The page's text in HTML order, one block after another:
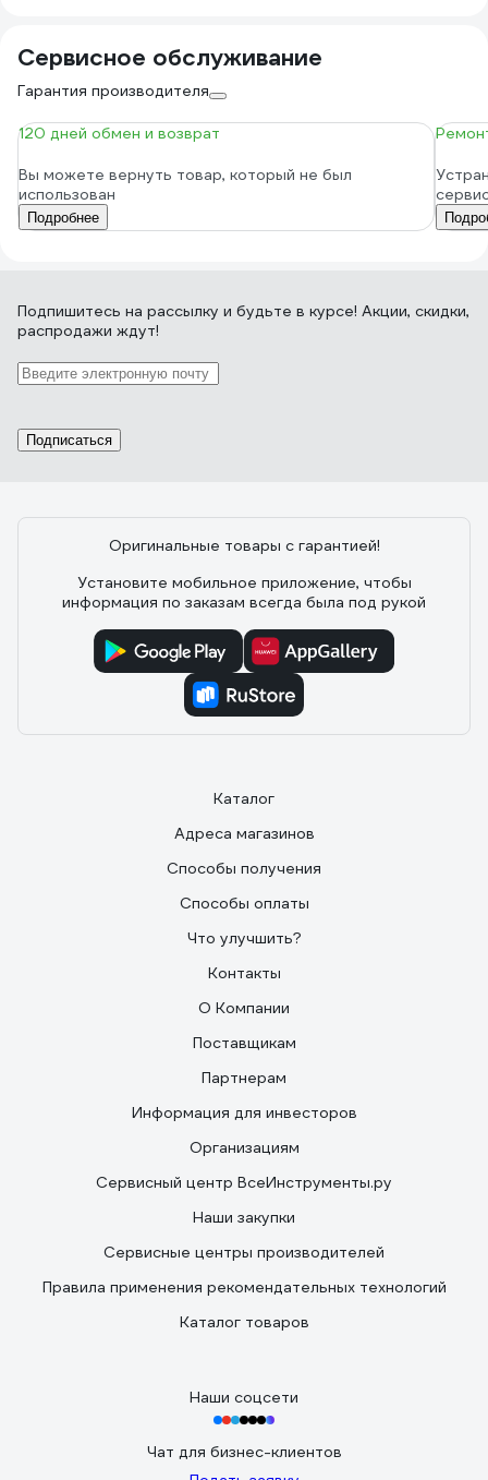
Сервисное обслуживание
Гарантия производителя
120 дней обмен и возврат
Вы можете вернуть товар, который не был
использован
Подробнее
Подпишитесь на рассылку и будьте в курсе! Акции, скидки,
распродажи ждут!
Подписаться
Оригинальные товары с гарантией!
Установите мобильное приложение, чтобы
информация по заказам всегда была под рукой
Каталог
Адреса магазинов
Способы получения
Способы оплаты
Что улучшить?
Контакты
О Компании
Поставщикам
Партнерам
Информация для инвесторов
Организациям
Сервисный центр ВсеИнструменты.ру
Наши закупки
Сервисные центры производителей
Правила применения рекомендательных технологий
Каталог товаров
Наши соцсети
Чат для бизнес-клиентов